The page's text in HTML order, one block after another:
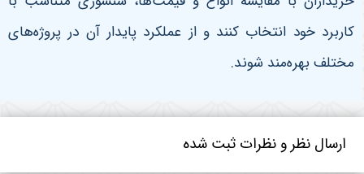
کاربرد خود انتخاب کنند و از عملکرد پایدار آن در پروژه‌های
مختلف بهره‌مند شوند.
ارسال نظر و نظرات ثبت شده